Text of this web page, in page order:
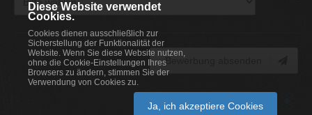
zurück.
Unzulässige Inhalte
Sie sind allein für den Inhalt der eingestellten Texte
verantwortlich. Bitte stellen Sie sicher, dass Sie uns keine
Dateianhänge mit Viren oder Würmern zusenden.
Persönliche Daten, die Sie an uns übermitteln, sollten in der
Bewerbung absenden
Diese Website verwendet
Cookies.
Cookies dienen ausschließlich zur
Sicherstellung der Funktionalität der
Website. Wenn Sie diese Website nutzen,
ohne die Cookie-Einstellungen Ihres
Browsers zu ändern, stimmen Sie der
Verwendung von Cookies zu.
Ja, ich akzeptiere Cookies